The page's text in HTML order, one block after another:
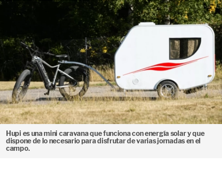
Hupi es una mini caravana que funciona con energía solar y que
dispone de lo necesario para disfrutar de varias jornadas en el
campo.